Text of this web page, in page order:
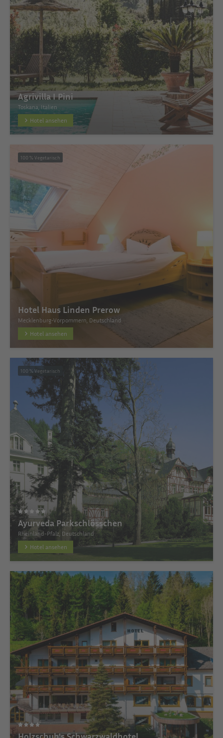
Agrivilla I Pini
Toskana, Italien
Hotel ansehen
100 % Vegetarisch
Hotel Haus Linden Prerow
Mecklenburg-Vorpommern, Deutschland
Hotel ansehen
100 % Vegetarisch
Ayurveda Parkschlösschen
Rheinland-Pfalz, Deutschland
Hotel ansehen